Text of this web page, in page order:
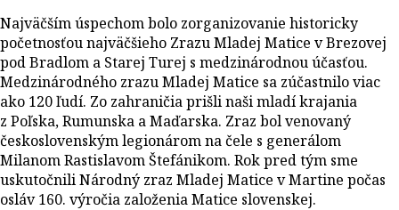
Najväčším úspechom bolo zorganizovanie historicky
početnosťou najväčšieho Zrazu Mladej Matice v Brezovej
pod Bradlom a Starej Turej s medzinárodnou účasťou.
Medzinárodného zrazu Mladej Matice sa zúčastnilo viac
ako 120 ľudí. Zo zahraničia prišli naši mladí krajania
z Poľska, Rumunska a Maďarska. Zraz bol venovaný
československým legionárom na čele s generálom
Milanom Rastislavom Štefánikom. Rok pred tým sme
uskutočnili Národný zraz Mladej Matice v Martine počas
osláv 160. výročia založenia Matice slovenskej.